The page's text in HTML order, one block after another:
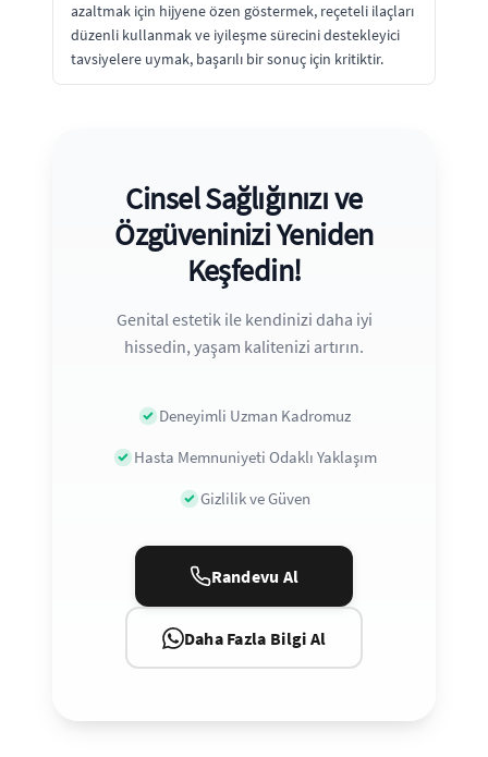
azaltmak için hijyene özen göstermek, reçeteli ilaçları
düzenli kullanmak ve iyileşme sürecini destekleyici
tavsiyelere uymak, başarılı bir sonuç için kritiktir.
Cinsel Sağlığınızı ve
Özgüveninizi Yeniden
Keşfedin!
Genital estetik ile kendinizi daha iyi
hissedin, yaşam kalitenizi artırın.
Deneyimli Uzman Kadromuz
Hasta Memnuniyeti Odaklı Yaklaşım
Gizlilik ve Güven
Randevu Al
Daha Fazla Bilgi Al